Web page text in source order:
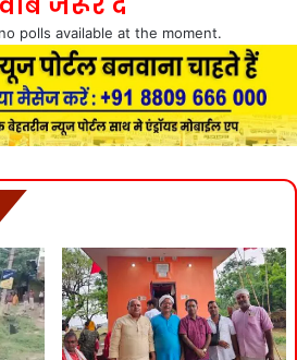
polls available at the moment.